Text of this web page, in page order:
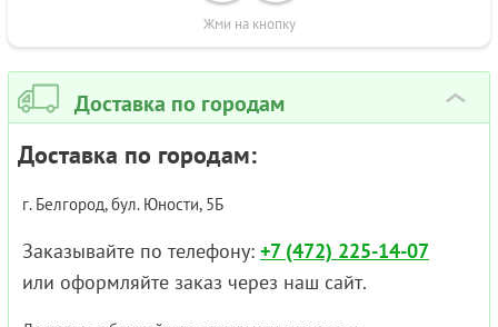
Жми на кнопку
Доставка по городам ›
Доставка по городам:
г. Белгород, бул. Юности, 5Б
Заказывайте по телефону: +7 (472) 225-14-07
или оформляйте заказ через наш сайт.